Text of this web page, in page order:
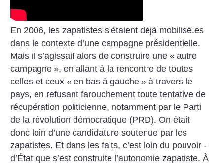
En 2006, les zapatistes s’étaient déjà mobilisé.es
dans le contexte d’une campagne présidentielle.
Mais il s’agissait alors de construire une « autre
campagne », en allant à la rencontre de toutes
celles et ceux « en bas à gauche » à travers le
pays, en refusant farouchement toute tentative de
récupération politicienne, notamment par le Parti
de la révolution démocratique (PRD). On était
donc loin d’une candidature soutenue par les
zapatistes. Et dans les faits, c’est loin du pouvoir ­
d’État que s’est construite l’autonomie zapatiste. À